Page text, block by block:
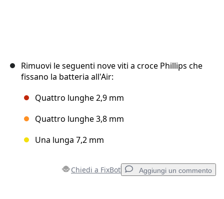
Rimuovi le seguenti nove viti a croce Phillips che
fissano la batteria all'Air:
Quattro lunghe 2,9 mm
Quattro lunghe 3,8 mm
Una lunga 7,2 mm
Chiedi a FixBot Aggiungi un commento